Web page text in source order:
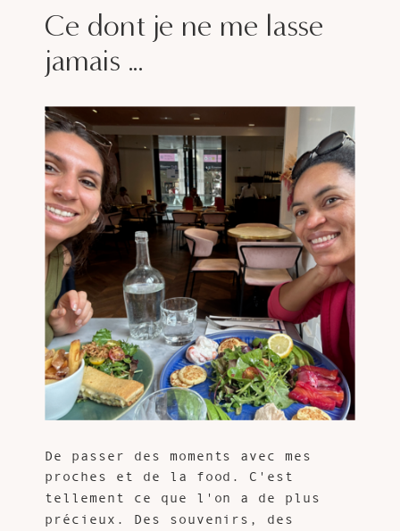
Ce dont je ne me lasse
jamais ...
De passer des moments avec mes
proches et de la food. C'est
tellement ce que l'on a de plus
précieux. Des souvenirs, des